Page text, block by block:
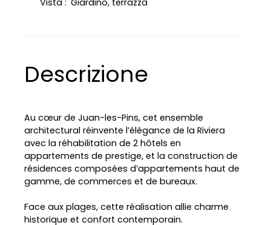
Vista : Giardino, terrazza
Descrizione
Au cœur de Juan-les-Pins, cet ensemble
architectural réinvente l’élégance de la Riviera
avec la réhabilitation de 2 hôtels en
appartements de prestige, et la construction de
résidences composées d’appartements haut de
gamme, de commerces et de bureaux.
Face aux plages, cette réalisation allie charme
historique et confort contemporain.